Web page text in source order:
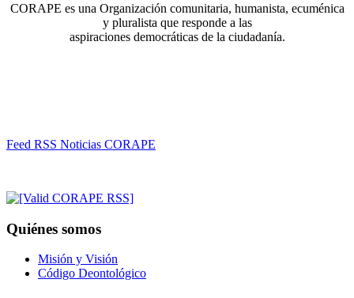
CORAPE es una Organización comunitaria, humanista, ecuménica
y pluralista que responde a las
aspiraciones democráticas de la ciudadanía.
Feed RSS Noticias CORAPE
Quiénes somos
Misión y Visión
Código Deontológico